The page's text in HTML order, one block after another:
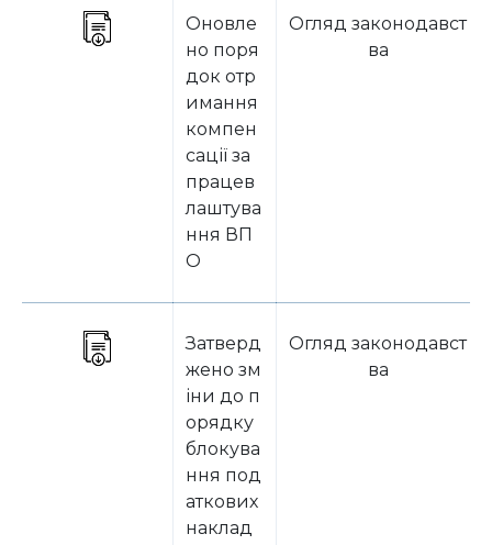
Оновле
но поря
док отр
имання
компен
сації за
працев
лаштува
ння ВП
О
Огляд законодавст
ва
Затверд
жено зм
іни до п
орядку
блокува
ння под
аткових
наклад
Огляд законодавст
ва